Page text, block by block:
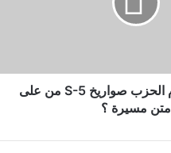
ماذا بعد استخدام الحزب صواريخ S-5 من على
متن مسيرة ؟